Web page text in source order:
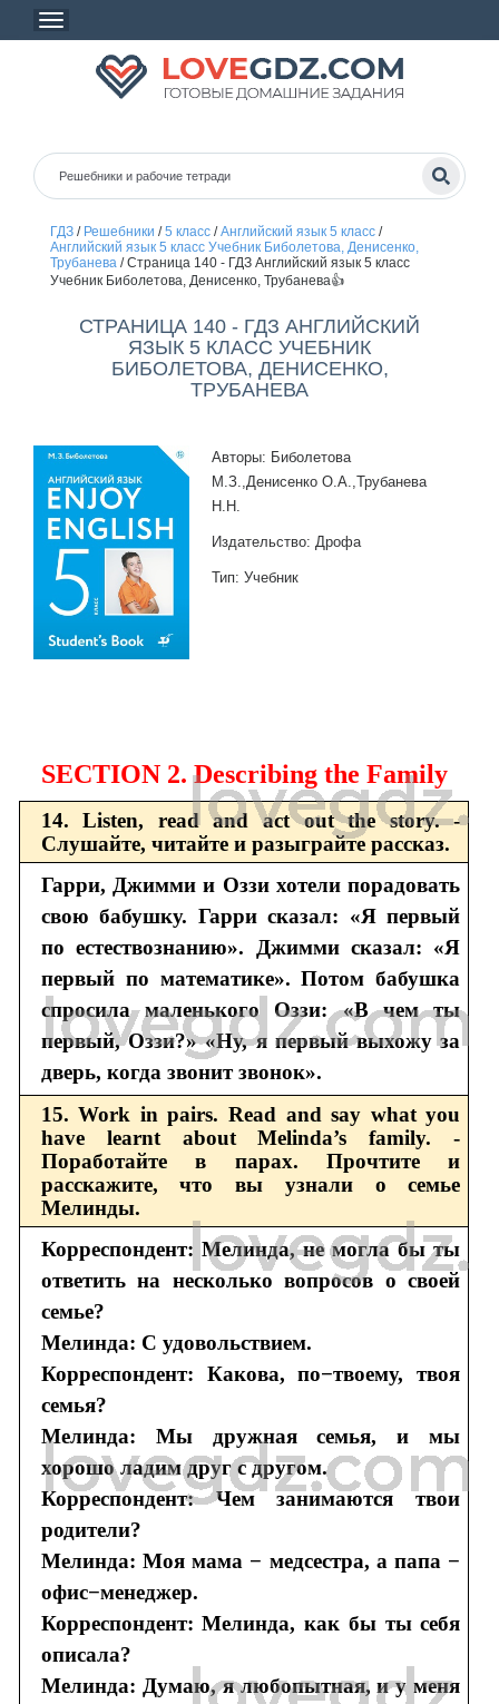
ГДЗ/ Решебники /5 класс/Английский язык 5 класс/
Английский язык 5 класс Учебник Биболетова, Денисенко,
Трубанева/Страница 140 - ГДЗ Английский язык 5 класс
Учебник Биболетова, Денисенко, Трубанева👍
СТРАНИЦА 140 - ГДЗ АНГЛИЙСКИЙ
ЯЗЫК 5 КЛАСС УЧЕБНИК
БИБОЛЕТОВА, ДЕНИСЕНКО,
ТРУБАНЕВА
Авторы: Биболетова
М.З.,Денисенко О.А.,Трубанева
Н.Н.
Издательство: Дрофа
Тип: Учебник
SECTION 2. Describing the Family
14. Listen, read and act out the story. -
Слушайте, читайте и разыграйте рассказ.
Гарри, Джимми и Оззи хотели порадовать
свою бабушку. Гарри сказал: «Я первый
по естествознанию». Джимми сказал: «Я
первый по математике». Потом бабушка
спросила маленького Оззи: «В чем ты
первый, Оззи?» «Ну, я первый выхожу за
дверь, когда звонит звонок».
15. Work in pairs. Read and say what you
have learnt about Melinda’s family. -
Поработайте в парах. Прочтите и
расскажите, что вы узнали о семье
Мелинды.
Корреспондент: Мелинда, не могла бы ты
ответить на несколько вопросов о своей
семье?
Мелинда: С удовольствием.
Корреспондент: Какова, по−твоему, твоя
семья?
Мелинда: Мы дружная семья, и мы
хорошо ладим друг с другом.
Корреспондент: Чем занимаются твои
родители?
Мелинда: Моя мама − медсестра, а папа −
офис−менеджер.
Корреспондент: Мелинда, как бы ты себя
описала?
Мелинда: Думаю, я любопытная, и у меня